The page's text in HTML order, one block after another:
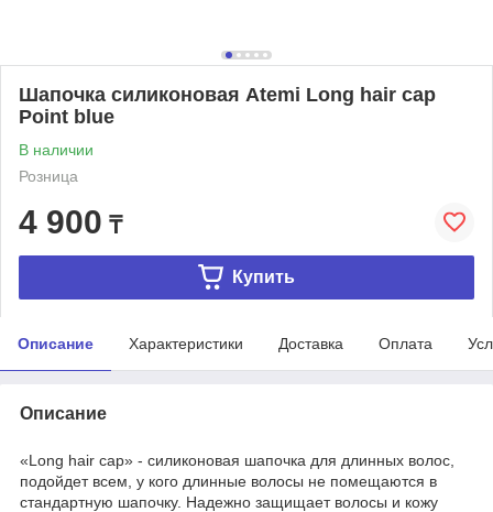
Шапочка силиконовая Atemi Long hair cap
Point blue
В наличии
Розница
4 900 ₸
Купить
Описание Характеристики Доставка Оплата
Описание
«Long hair cap» - силиконовая шапочка для длинных волос,
подойдет всем, у кого длинные волосы не помещаются в
стандартную шапочку. Надежно защищает волосы и кожу